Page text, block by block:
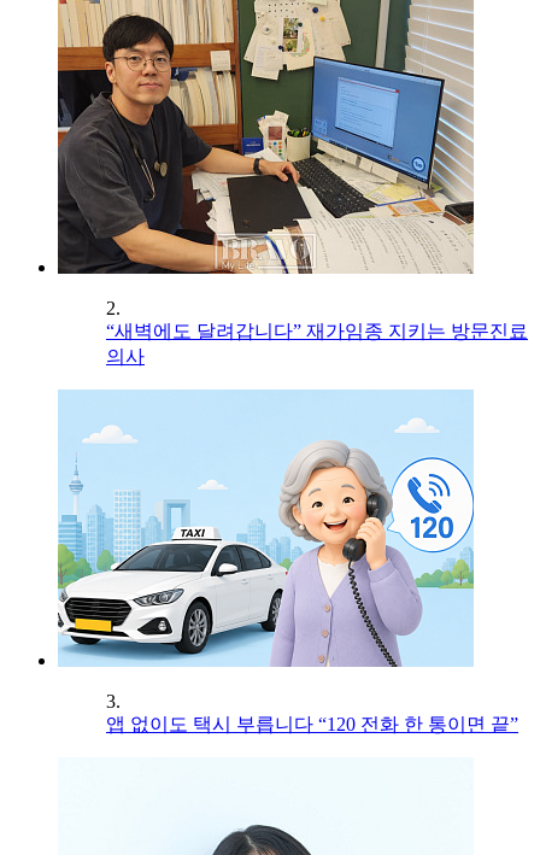
2.
“새벽에도 달려갑니다” 재가임종 지키는 방문진료
의사
3.
앱 없이도 택시 부릅니다 “120 전화 한 통이면 끝”